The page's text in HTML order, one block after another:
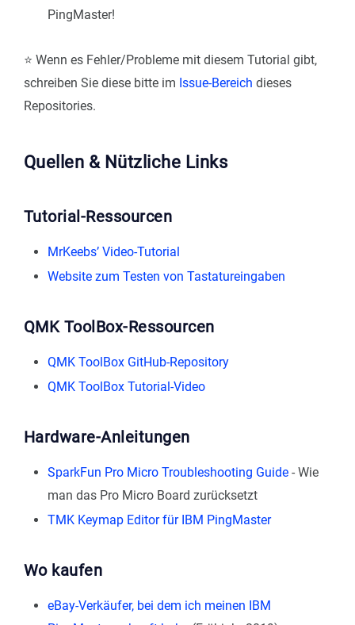
PingMaster!
⭐ Wenn es Fehler/Probleme mit diesem Tutorial gibt,
schreiben Sie diese bitte im Issue-Bereich dieses
Repositories.
Quellen & Nützliche Links
Tutorial-Ressourcen
MrKeebs’ Video-Tutorial
Website zum Testen von Tastatureingaben
QMK ToolBox-Ressourcen
QMK ToolBox GitHub-Repository
QMK ToolBox Tutorial-Video
Hardware-Anleitungen
SparkFun Pro Micro Troubleshooting Guide - Wie
man das Pro Micro Board zurücksetzt
TMK Keymap Editor für IBM PingMaster
Wo kaufen
eBay-Verkäufer, bei dem ich meinen IBM